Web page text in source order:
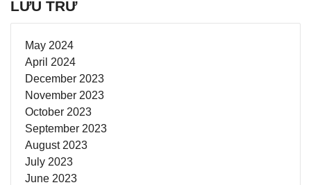
LƯU TRỮ
May 2024
April 2024
December 2023
November 2023
October 2023
September 2023
August 2023
July 2023
June 2023